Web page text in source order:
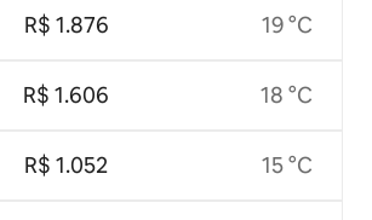
R$ 1.876
R$ 1.606
R$ 1.052
19 °C
18 °C
15 °C